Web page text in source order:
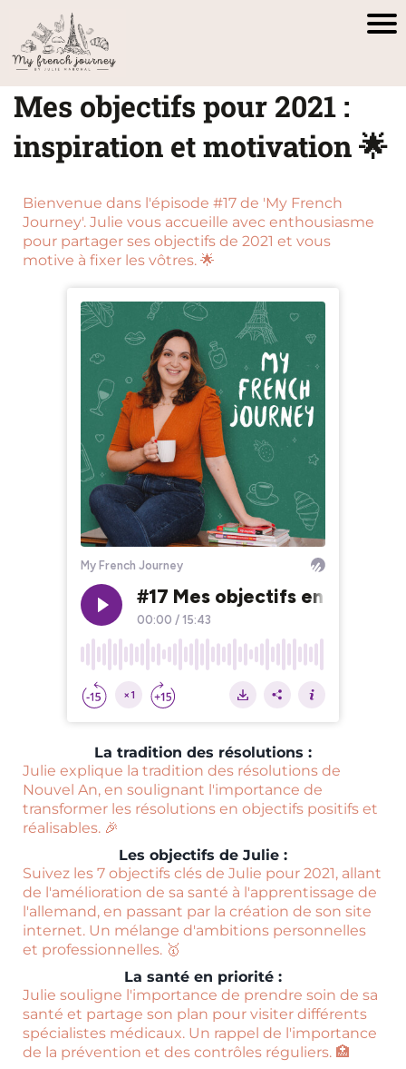
Mes objectifs pour 2021 :
inspiration et motivation 🌟
Bienvenue dans l'épisode #17 de 'My French
Journey'. Julie vous accueille avec enthousiasme
pour partager ses objectifs de 2021 et vous
motive à fixer les vôtres. 🌟
La tradition des résolutions :
Julie explique la tradition des résolutions de
Nouvel An, en soulignant l'importance de
transformer les résolutions en objectifs positifs et
réalisables. 🎉
Les objectifs de Julie :
Suivez les 7 objectifs clés de Julie pour 2021, allant
de l'amélioration de sa santé à l'apprentissage de
l'allemand, en passant par la création de son site
internet. Un mélange d'ambitions personnelles
et professionnelles. 🥇
La santé en priorité :
Julie souligne l'importance de prendre soin de sa
santé et partage son plan pour visiter différents
spécialistes médicaux. Un rappel de l'importance
de la prévention et des contrôles réguliers. 🏥